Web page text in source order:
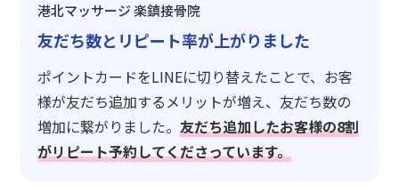
港北マッサージ 楽鎮接骨院
友だち数とリピート率が上がりました
ポイントカードをLINEに切り替えたことで、お客
様が友だち追加するメリットが増え、友だち数の
増加に繋がりました。友だち追加したお客様の8割
がリピート予約してくださっています。